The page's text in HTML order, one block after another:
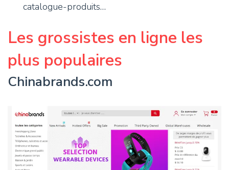
catalogue-produits…
Les grossistes en ligne les
plus populaires
Chinabrands.com